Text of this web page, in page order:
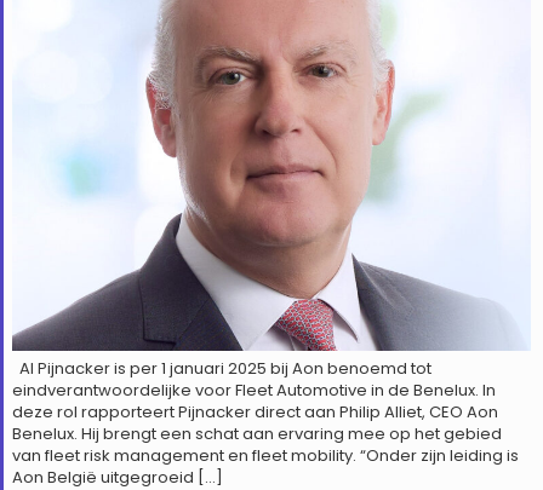
Al Pijnacker is per 1 januari 2025 bij Aon benoemd tot
eindverantwoordelijke voor Fleet Automotive in de Benelux. In
deze rol rapporteert Pijnacker direct aan Philip Alliet, CEO Aon
Benelux. Hij brengt een schat aan ervaring mee op het gebied
van fleet risk management en fleet mobility. “Onder zijn leiding is
Aon België uitgegroeid […]